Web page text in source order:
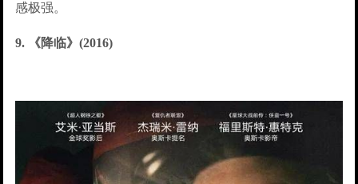
感极强。
9. 《降临》(2016)